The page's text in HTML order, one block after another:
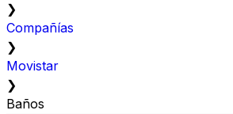
❯
Compañías
❯
Movistar
❯
Baños